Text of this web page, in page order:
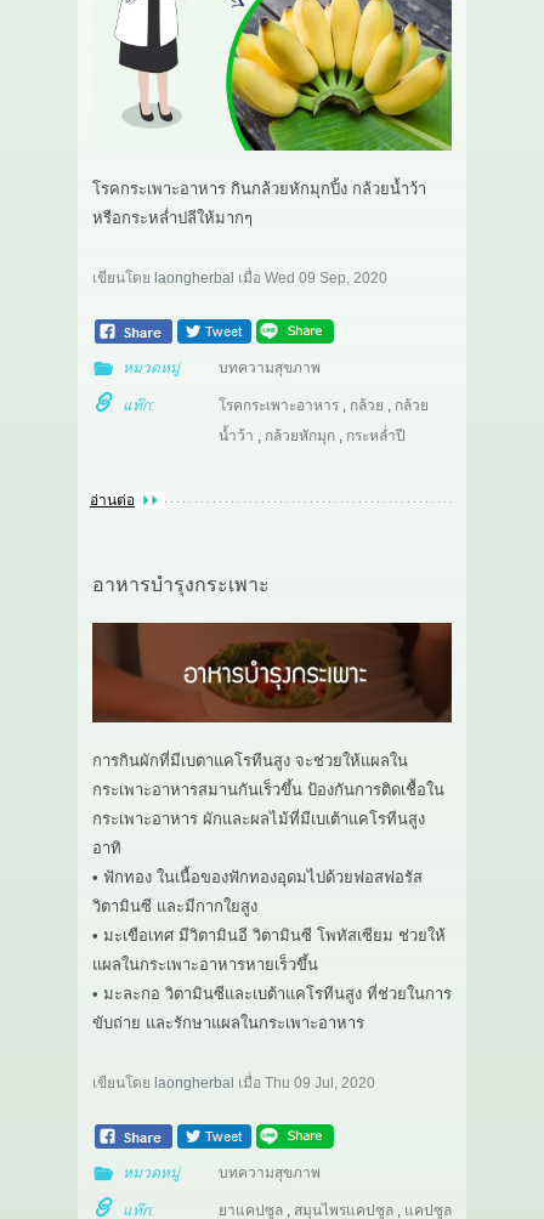
โรคกระเพาะอาหาร กินกล้วยหักมุกปิ้ง กล้วยน้ำว้า
หรือกระหล่ำปลีให้มากๆ
เขียนโดย laongherbal เมื่อ Wed 09 Sep, 2020
หมวดหมู่ บทความสุขภาพ
แท๊ก: โรคกระเพาะอาหาร, กล้วย , กล้วย
น้ำว้า , กล้วยหักมุก, กระหล่ำปี
อ่านต่อ
อาหารบำรุงกระเพาะ
การกินผักที่มีเบตาแคโรทีนสูง จะช่วยให้แผลใน
กระเพาะอาหารสมานกันเร็วขึ้น ป้องกันการติดเชื้อใน
กระเพาะอาหาร ผักและผลไม้ที่มีเบเต้าแคโรทีนสูง
อาทิ
• ฟักทอง ในเนื้อของฟักทองอุดมไปด้วยฟอสฟอรัส
วิตามินซี และมีกากใยสูง
• มะเขือเทศ มีวิตามินอี วิตามินซี โพทัสเซียม ช่วยให้
แผลในกระเพาะอาหารหายเร็วขึ้น
• มะละกอ วิตามินซีและเบต้าแคโรทีนสูง ที่ช่วยในการ
ขับถ่าย และรักษาแผลในกระเพาะอาหาร
เขียนโดย laongherbal เมื่อ Thu 09 Jul, 2020
หมวดหมู่ บทความสุขภาพ
แท๊ก: ยาแคปซูล, สมุนไพรแคปซูล, แคปซูล